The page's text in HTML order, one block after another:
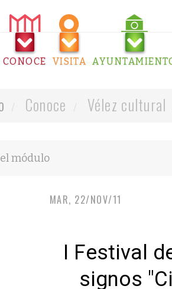
CONOCE VISITA
Conoce Vélez cultural
MAR, 22/NOV/11
I Festival
signos